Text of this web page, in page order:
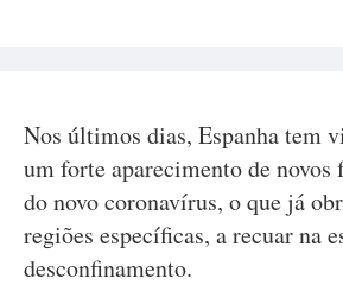
Nos últimos dias, Espanha tem
um forte aparecimento de novos
do novo coronavírus, o que já
regiões específicas, a recuar na
desconfinamento.